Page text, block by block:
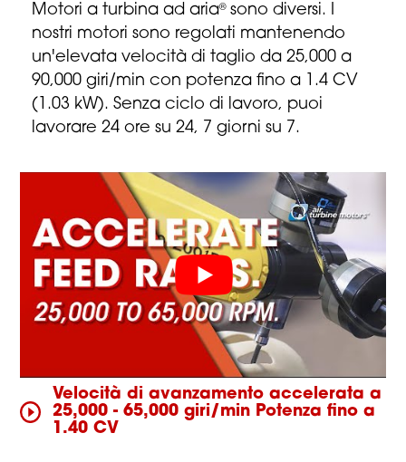
Motori a turbina ad aria®sono diversi. I
nostri motori sono regolati mantenendo
un'elevata velocità di taglio da 25,000 a
90,000 giri/min con potenza fino a 1.4 CV
(1.03 kW). Senza ciclo di lavoro, puoi
lavorare 24 ore su 24, 7 giorni su 7.
Velocità di avanzamento accelerata a
25,000 - 65,000 giri/min Potenza fino a
1.40 CV